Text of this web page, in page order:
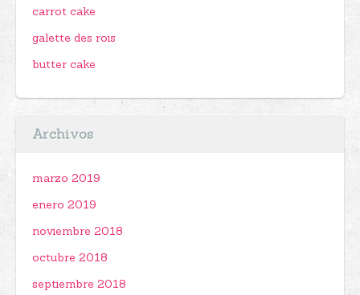
carrot cake
galette des rois
butter cake
Archivos
marzo 2019
enero 2019
noviembre 2018
octubre 2018
septiembre 2018